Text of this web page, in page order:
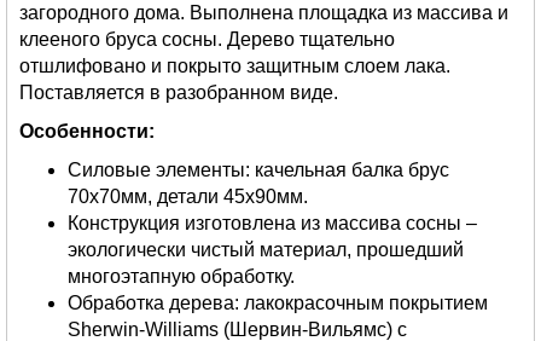
загородного дома. Выполнена площадка из массива и
клееного бруса сосны. Дерево тщательно
отшлифовано и покрыто защитным слоем лака.
Поставляется в разобранном виде.
Особенности:
Силовые элементы: качельная балка брус
70х70мм, детали 45х90мм.
Конструкция изготовлена из массива сосны –
экологически чистый материал, прошедший
многоэтапную обработку.
Обработка дерева: лакокрасочным покрытием
Sherwin-Williams (Шервин-Вильямс) с